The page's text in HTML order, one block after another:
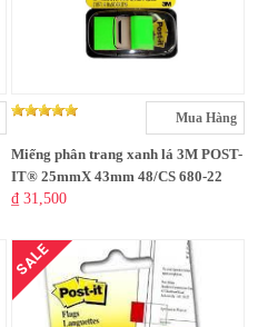
Mua Hàng
Miếng phân trang xanh lá 3M POST-
IT® 25mmX 43mm 48/CS 680-22
₫ 31,500
SALE